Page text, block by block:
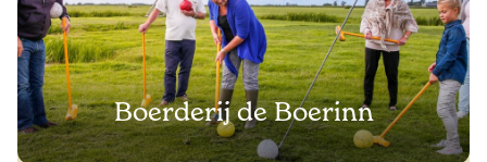
Boerderij de Boerinn